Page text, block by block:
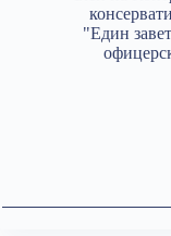
"Един